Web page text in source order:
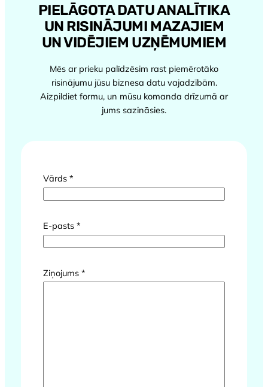
PIELĀGOTA DATU ANALĪTIKA
UN RISINĀJUMI MAZAJIEM
UN VIDĒJIEM UZŅĒMUMIEM
Mēs ar prieku palīdzēsim rast piemērotāko
risinājumu jūsu biznesa datu vajadzībām.
Aizpildiet formu, un mūsu komanda drīzumā ar
jums sazināsies.
*
Vārds *
E-pasts *
Ziņojums *